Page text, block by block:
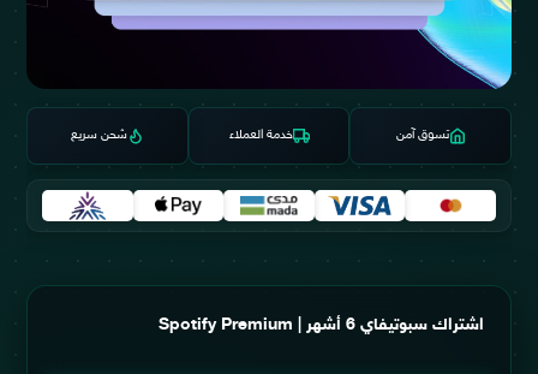
تسوق آمن خدمة العملاء شحن سريع
اشتراك سبوتيفاي 6 أشهر | Spotify Premium